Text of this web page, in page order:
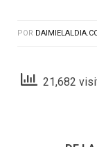
POR
21,682